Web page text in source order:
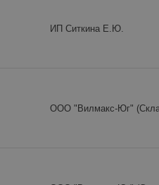
ИП Ситкина Е.Ю.
ООО "Вилмакс-Юг"